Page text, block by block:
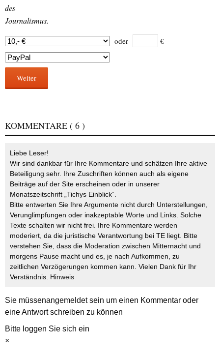
des
Journalismus.
oder €
Weiter
KOMMENTARE ( 6 )
Liebe Leser!
Wir sind dankbar für Ihre Kommentare und schätzen Ihre aktive
Beteiligung sehr. Ihre Zuschriften können auch als eigene
Beiträge auf der Site erscheinen oder in unserer
Monatszeitschrift „Tichys Einblick“.
Bitte entwerten Sie Ihre Argumente nicht durch Unterstellungen,
Verunglimpfungen oder inakzeptable Worte und Links. Solche
Texte schalten wir nicht frei. Ihre Kommentare werden
moderiert, da die juristische Verantwortung bei TE liegt. Bitte
verstehen Sie, dass die Moderation zwischen Mitternacht und
morgens Pause macht und es, je nach Aufkommen, zu
zeitlichen Verzögerungen kommen kann. Vielen Dank für Ihr
Verständnis. Hinweis
Sie müssenangemeldetsein um einen Kommentar oder
eine Antwort schreiben zu können
Bitte loggen Sie sich ein
×